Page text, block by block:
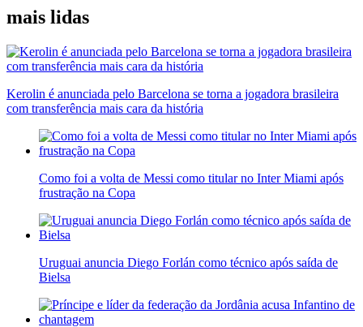
mais lidas
Kerolin é anunciada pelo Barcelona se torna a jogadora brasileira
com transferência mais cara da história
Como foi a volta de Messi como titular no Inter Miami após
frustração na Copa
Uruguai anuncia Diego Forlán como técnico após saída de
Bielsa